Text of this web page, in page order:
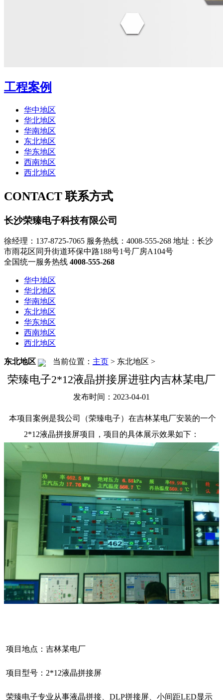
工程案例
华中地区
华北地区
华南地区
东北地区
华东地区
西南地区
西北地区
CONTACT 联系方式
长沙荣臻电子科技有限公司
徐经理：137-8725-7065 服务热线：4008-555-268 地址：长沙
市雨花区同升街道环保中路188号1号厂房A104号
全国统一服务热线 4008-555-268
华中地区
华北地区
华南地区
东北地区
华东地区
西南地区
西北地区
东北地区 当前位置： 主页 > 东北地区 >
荣臻电子2*12液晶拼接屏进驻内吉林某电厂
发布时间：2023-04-01
本项目案例是我公司（荣臻电子）在吉林某电厂安装的一个
2*12液晶拼接屏项目，项目的具体展示效果如下：
项目地点：吉林某电厂
项目型号：2*12液晶拼接屏
荣臻电子专业从事液晶拼接、DLP拼接屏、小间距LED显示